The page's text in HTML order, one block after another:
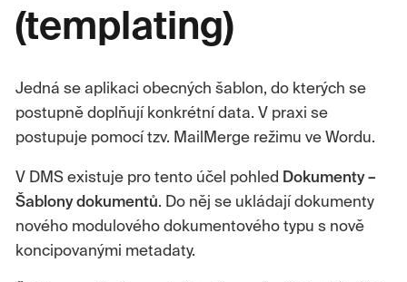
(templating)
Jedná se aplikaci obecných šablon, do kterých se
postupně doplňují konkrétní data. V praxi se
postupuje pomocí tzv. MailMerge režimu ve Wordu.
V DMS existuje pro tento účel pohled Dokumenty –
Šablony dokumentů. Do něj se ukládají dokumenty
nového modulového dokumentového typu s nově
koncipovanými metadaty.